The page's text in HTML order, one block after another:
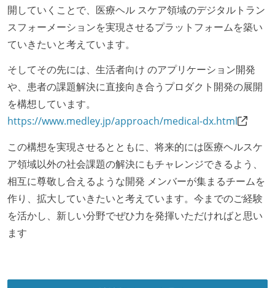
開していくことで、医療ヘル スケア領域のデジタルトラン
スフォーメーションを実現させるプラットフォームを築い
ていきたいと考えています。
そしてその先には、生活者向け のアプリケーション開発
や、患者の課題解決に直接向き合うプロダクト開発の展開
を構想しています。
https://www.medley.jp/approach/medical-dx.html
この構想を実現させるとともに、将来的には医療ヘルスケ
ア領域以外の社会課題の解決にもチャレンジできるよう、
相互に尊敬し合えるような開発 メンバーが集まるチームを
作り、拡大していきたいと考えています。今までのご経験
を活かし、新しい分野でぜひ力を発揮いただければと思い
ます